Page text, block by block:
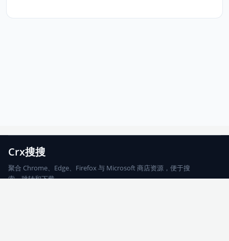
Crx搜搜
聚合 Chrome、Edge、Firefox 与 Microsoft 商店资源，便于搜
索、跳转和下载。